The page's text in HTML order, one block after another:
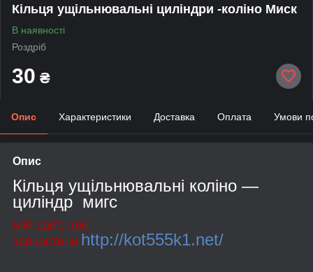
Кільця ущільнювальні циліндри -коліно Миск
В наявності
Роздріб
30 ₴
Опис Характеристики Доставка Оплата Умови
Опис
Кільця ущільнювальні коліно —
циліндр мигс
Мій сайт, або
запчастини http://kot555k1.net/